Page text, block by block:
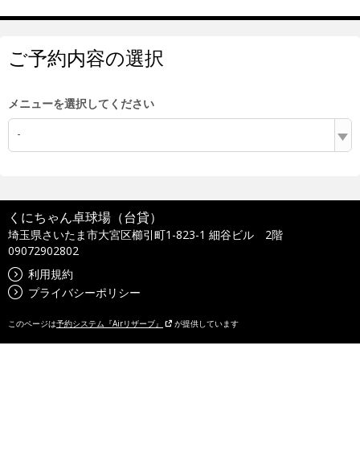
ご予約内容の選択
メニューを選択してください
-
くにちゃん卓球場（台貸）
埼玉県さいたま市大宮区櫛引町1-823-1 細谷ビル 2階
09072902802
利用規約
プライバシーポリシー
このページは予約システム『Airリザーブ』 が提供しています